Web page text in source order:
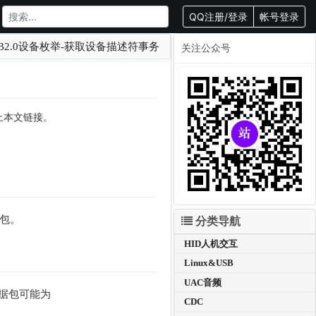
QQ注册/登录 帐号登录
设备枚举-获取设备描述符事务
文链接。
。
包可能为
关注公众号
分类导航
HID人机交互
Linux&USB
UAC音频
CDC